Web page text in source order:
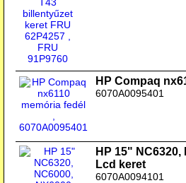
HP Compaq
6070A0095401
HP 15"
Lcd keret
6070A0094101